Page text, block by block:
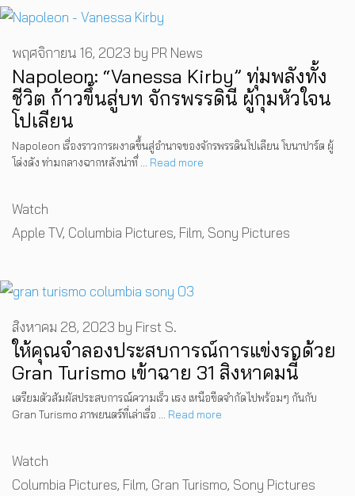
Napoleon: “Vanessa Kirby” ทุ่มพลังทั้ง
ชีวิต ก้าวขึ้นสู่บท จักรพรรดินี ผู้กุมหัวใจน
โปเลียน
พฤศจิกายน 16, 2023 by PR News
Napoleon เรื่องราวการผงาดขึ้นสู่อำนาจของจักรพรรดินโปเลียน โบนาปาร์ต ผู้
โด่งดัง ท่ามกลางฉากหลังน่าทึ่ … Read more
Categories
Watch
Tags
Apple TV, Columbia Pictures, Film, Sony Pictures
ให้คุณจำลองประสบการณ์การแข่งรถด้วย
Gran Turismo เข้าฉาย 31 สิงหาคมนี้
สิงหาคม 28, 2023 by First S.
เตรียมตัวสัมผัสประสบการณ์ความเร็ว แรง เหนือขีดจำกัดไปพร้อมๆ กันกับ
Gran Turismo ภาพยนตร์ที่เล่าเรื่อ … Read more
Categories
Watch
Tags
Columbia Pictures, Film, Gran Turismo, Sony Pictures